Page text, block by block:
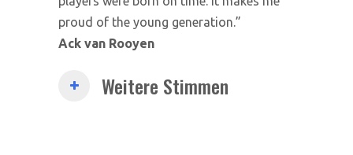
proud of the young generation.”
Ack van Rooyen
Weitere Stimmen